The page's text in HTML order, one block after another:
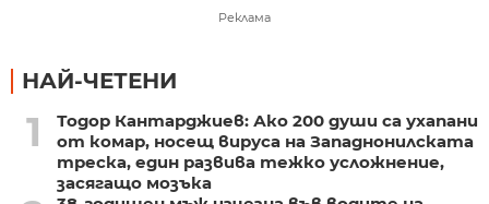
Реклама
НАЙ-ЧЕТЕНИ
1
Тодор Кантарджиев: Ако 200 души са ухапани
от комар, носещ вируса на Западнонилската
треска, един развива тежко усложнение,
засягащо мозъка